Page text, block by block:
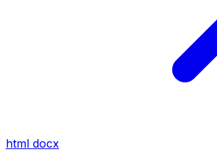
html docx